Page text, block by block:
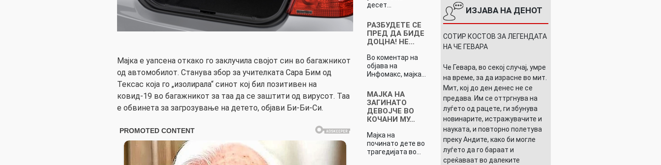
Мајка е уапсена откако го заклучила својот син во багажникот
од автомобилот. Станува збор за учителката Сара Бим од
Тексас која го „изолирала“ синот кој бил позитивен на
ковид-19 во багажникот за таа да се заштити од вирусот. Таа
е обвинета за загрозување на детето, објави Би-Би-Си.
десет…
РАЗБУДЕТЕ СЕ
ПРЕД ДА БИДЕ
ДОЦНА! НЕ…
Во коментар на
објава на
Инфомакс, мајка…
МАЈКА НА
ЗАГИНАТО
ДЕВОЈЧЕ ВО
КОЧАНИ МУ…
Мајка на
починато дете во
трагедијата во…
ИЗЈАВА НА ДЕНОТ
СОТИР КОСТОВ ЗА ЛЕГЕНДАТА
НА ЧЕ ГЕВАРА
Че Гевара, во секој случај, умре
на време, за да израсне во мит.
Мит, кој до ден денес не се
предава. Им се оттргнува на
луѓето од рацете, ги збунува
новинарите, истражувачите и
науката, и повторно полетува
преку Андите, како би могле
луѓето да го бараат и
среќаваат во далеките